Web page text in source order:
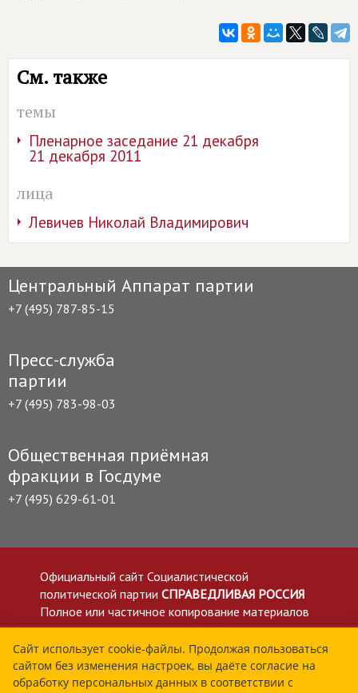
См. также
темы
Пленарное заседание 21 декабря
21 декабря 2011
лица
Левичев Николай Владимирович
Центральный Аппарат партии
+7 (495) 787-85-15
Пресс-служба
партии
+7 (495) 783-98-03
Общественная приёмная
фракции в Госдуме
+7 (495) 629-61-01
Официальный сайт Социалистической
политической партии СПРАВЕДЛИВАЯ РОССИЯ
Полное или частичное копирование материалов
приветствуется со ссылкой на сайт spravedlivo.ru
Политика в отношении обработки персональных
данных
Все материалы сайта spravedlivo.ru доступны по
Сайт использует cookie-файлы. Продолжая пользоваться
сайтом без изменения настроек, вы даёте согласие на
обработку персональных данных в соответствии с